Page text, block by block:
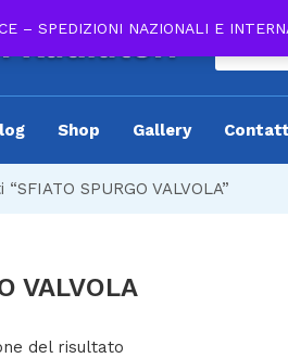
– SPEDIZIONI NAZIONALI E
Shop Gallery
SPURGO VALVOLA”
VALVOLA
del risultato